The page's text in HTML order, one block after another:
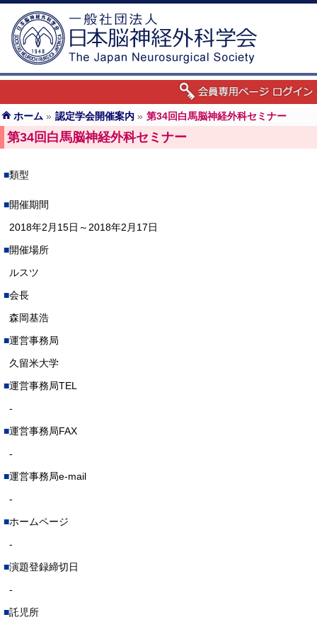
ホーム » 認定学会開催案内 » 第34回白馬脳神経外科セミナー
第34回白馬脳神経外科セミナー
類型
開催期間
2018年2月15日～2018年2月17日
開催場所
ルスツ
会長
森岡基浩
運営事務局
久留米大学
運営事務局TEL
-
運営事務局FAX
-
運営事務局e-mail
-
ホームページ
-
演題登録締切日
-
託児所